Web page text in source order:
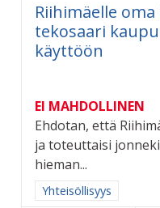
Riihimäelle
tekosaari
käyttöön
EI MAHDOLLINEN
Ehdotan, että
ja toteuttaisi
hieman...
Rajaa tulokset
Yhteisöllisyys